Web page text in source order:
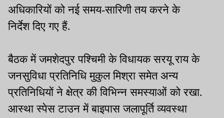
अधिकारियों को नई समय-सारिणी तय करने के
निर्देश दिए गए हैं.
बैठक में जमशेदपुर पश्चिमी के विधायक सरयू राय के
जनसुविधा प्रतिनिधि मुकुल मिश्रा समेत अन्य
प्रतिनिधियों ने क्षेत्र की विभिन्न समस्याओं को रखा.
आस्था स्पेस टाउन में बाइपास जलापूर्ति व्यवस्था